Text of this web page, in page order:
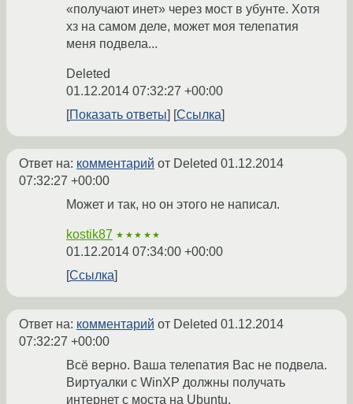
«получают инет» через мост в убунте. Хотя
хз на самом деле, может моя телепатия
меня подвела...
Deleted
01.12.2014 07:32:27 +00:00
Показать ответы
Ссылка
Ответ на: комментарий от Deleted 01.12.2014
07:32:27 +00:00
Может и так, но он этого не написал.
kostik87 ★★★★★
01.12.2014 07:34:00 +00:00
Ссылка
Ответ на: комментарий от Deleted 01.12.2014
07:32:27 +00:00
Всё верно. Ваша телепатия Вас не подвела.
Виртуалки с WinXP должны получать
интернет с моста на Ubuntu.